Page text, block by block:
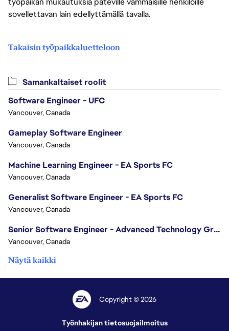
sovellettavan lain edellyttämällä tavalla.
Takaisin työpaikkaluetteloon
Samankaltaiset roolit
Software Engineer - UFC
Vancouver, Canada
Gameplay Software Engineer
Vancouver, Canada
Machine Learning Engineer - EA Sports FC
Vancouver, Canada
Generalist Software Engineer - EA Sports FC
Vancouver, Canada
Senior Software Engineer - Advanced Technology Group
Vancouver, Canada
Näytä kaikki
Copyright © 2026
Työnhakijan tietosuojailmoitus